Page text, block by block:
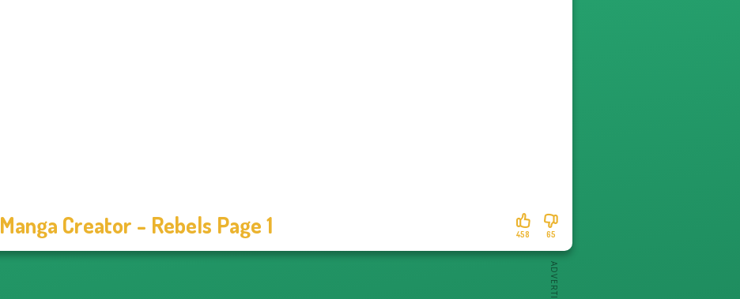
Manga Creator - Rebels Page 1 65
458